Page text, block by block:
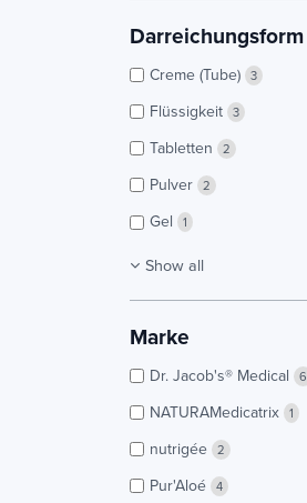
Darreichungsform
Creme (Tube) 3
Flüssigkeit 3
Tabletten 2
Pulver 2
Gel 1
Show all
Marke
Dr. Jacob's® Medical 6
NATURAMedicatrix 1
nutrigée 2
Pur'Aloé 4